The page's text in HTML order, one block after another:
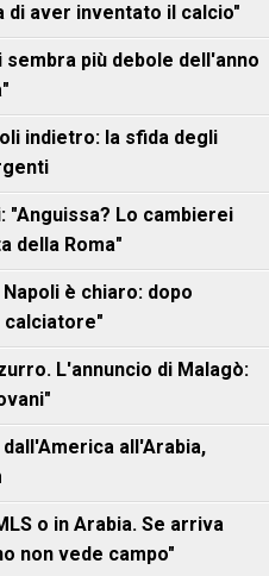
di aver inventato il calcio"
sembra più debole dell'anno
indietro: la sfida degli
"Anguissa? Lo cambierei
della Roma"
è chiaro: dopo
calciatore"
L'annuncio di Malagò:
all'Arabia,
o in Arabia. Se arriva
non vede campo"